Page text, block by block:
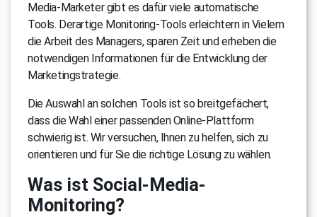
Media-Marketer gibt es dafür viele automatische
Tools. Derartige Monitoring-Tools erleichtern in Vielem
die Arbeit des Managers, sparen Zeit und erheben die
notwendigen Informationen für die Entwicklung der
Marketingstrategie.
Die Auswahl an solchen Tools ist so breitgefächert,
dass die Wahl einer passenden Online-Plattform
schwierig ist. Wir versuchen, Ihnen zu helfen, sich zu
orientieren und für Sie die richtige Lösung zu wählen.
Was ist Social-Media-
Monitoring?